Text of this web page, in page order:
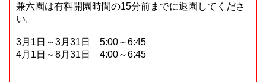
兼六園は有料開園時間の15分前までに退園してくださ
い。
3月1日～3月31日 5:00～6:45
4月1日～8月31日 4:00～6:45